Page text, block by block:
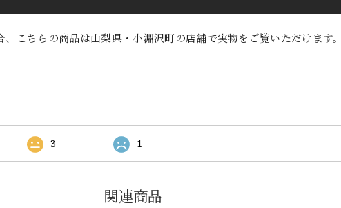
こちらの商品は山梨県・小淵沢町の店舗で実物をご覧いただけます。
3 1
関連商品